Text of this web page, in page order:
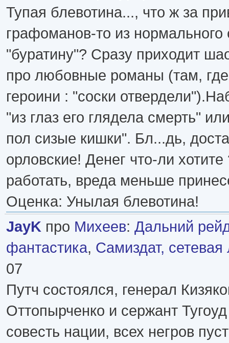
Тупая блевотина..., что ж за
графоманов-то из
"буратину"? Сразу приходит
про любовные романы (там, где
героини : "соски
"из глаз его глядела смерть"
пол сизые кишки". Бл...дь,
орловские! Денег что-ли
работать, вреда меньше
Оценка: Унылая блевотина!
JayK про Михеев: Дальний
фантастика, Самиздат, сетевая
07
Путч состоялся, генерал
Оттопырченко и сержант
совесть нации, всех негров